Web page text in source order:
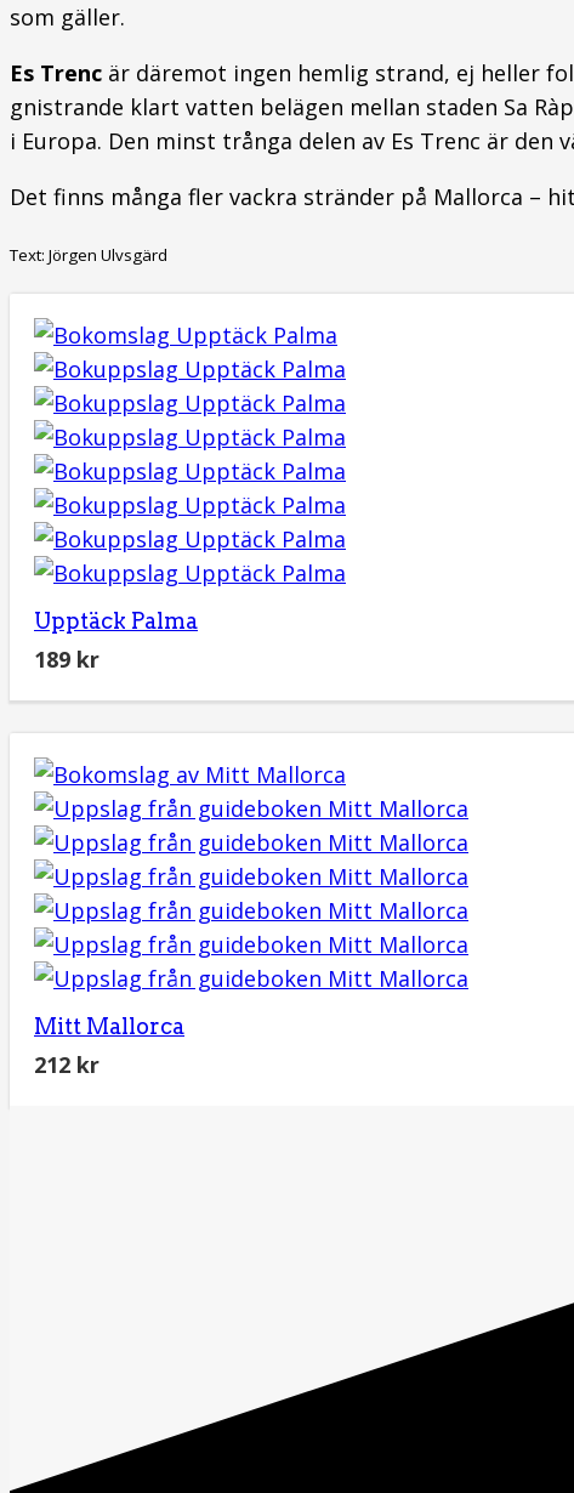
som gäller.
Es Trenc är däremot ingen hemlig strand, ej heller
gnistrande klart vatten belägen mellan staden Sa
i Europa. Den minst trånga delen av Es Trenc är den
Det finns många fler vackra stränder på Mallorca –
Text: Jörgen Ulvsgärd
Upptäck Palma
189 kr
Mitt Mallorca
212 kr